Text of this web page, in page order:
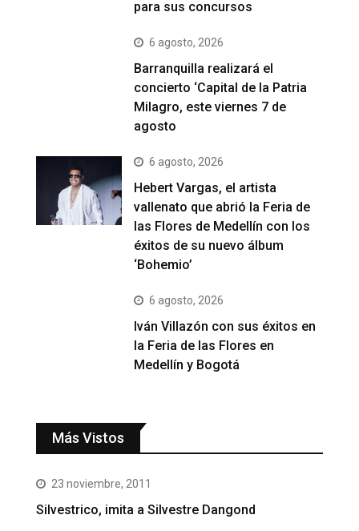
para sus concursos
6 agosto, 2026
Barranquilla realizará el
concierto ‘Capital de la Patria
Milagro, este viernes 7 de
agosto
6 agosto, 2026
Hebert Vargas, el artista
vallenato que abrió la Feria de
las Flores de Medellín con los
éxitos de su nuevo álbum
‘Bohemio’
6 agosto, 2026
Iván Villazón con sus éxitos en
la Feria de las Flores en
Medellín y Bogotá
Más Vistos
23 noviembre, 2011
Silvestrico, imita a Silvestre Dangond